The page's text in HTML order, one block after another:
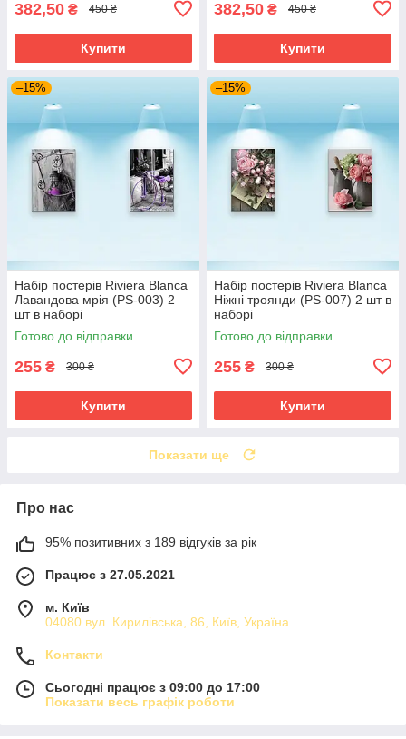
382,50 ₴ 450 ₴
Купити
382,50 ₴ 450 ₴
Купити
–15%
Набір постерів Riviera Blanca
Лавандова мрія (PS-003) 2
шт в наборі
Готово до відправки
255 ₴ 300 ₴
Купити
–15%
Набір постерів Riviera Blanca
Ніжні троянди (PS-007) 2 шт в
наборі
Готово до відправки
255 ₴ 300 ₴
Купити
Показати ще
Про нас
95% позитивних з 189 відгуків за рік
Працює з 27.05.2021
м. Київ
04080 вул. Кирилівська, 86, Київ, Україна
Контакти
Сьогодні працює з 09:00 до 17:00
Показати весь графік роботи